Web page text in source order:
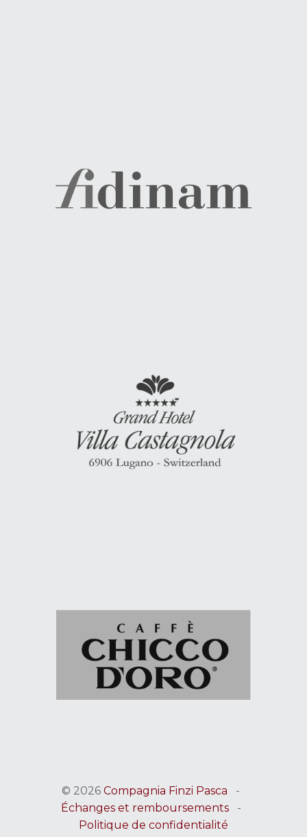
© 2026 Compagnia Finzi Pasca -
Échanges et remboursements-
Politique de confidentialité